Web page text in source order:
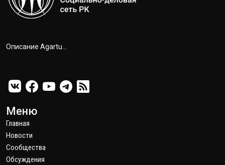
Описание Agartu...
Меню
Главная
Новости
Сообщества
Обсуждения